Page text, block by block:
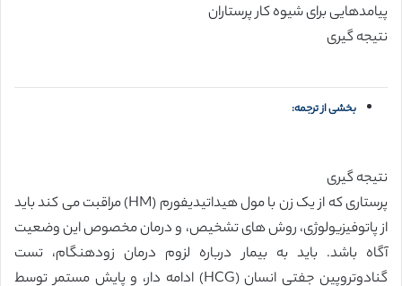
پیامدهایی برای شیوه کار پرستاران
نتیجه گیری
بخشی از ترجمه:
نتیجه گیری
پرستاری که از یک زن با مول هیداتیدیفورم (HM) مراقبت می کند باید
از پاتوفیزیولوژی، روش های تشخیص، و درمان مخصوص این وضعیت
آگاه باشد. باید به بیمار درباره لزوم درمان زودهنگام، تست
گنادوتروپین جفتی انسان (HCG) ادامه دار، و پایش مستمر توسط